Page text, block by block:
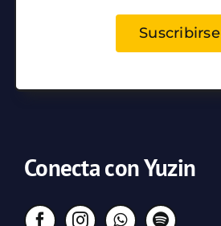
Suscribirse
Conecta con Yuzin